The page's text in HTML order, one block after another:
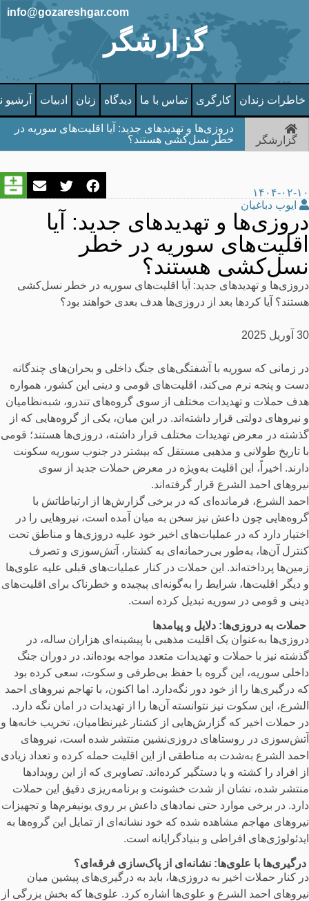
گزارشگر
info@gozareshgar.com
خاطرات زندان کارگری تماس با ما دیدگاه زنان ادبیات آرشیو
گزارشگر
دروزی‌ها و تهدیدهای جدید: آیا اقلیت‌های سوریه در
خطر نسل‌کشی هستند؟
۱۴۰۴-۰۲-۱۰
ایوب دباغیان
دروزی‌ها و تهدیدهای جدید: آیا
اقلیت‌های سوریه در خطر
نسل‌کشی هستند؟
دروزی‌ها و تهدیدهای جدید: آیا اقلیت‌های سوریه در خطر نسل‌کشی
هستند؟ آیا کردها بعد از دروزی‌ها هدف بعدی خواهند بود؟
30 آوریل 2025
در زمانی که سوریه با آشفتگی‌های جنگ داخلی و بحران‌های چندگانه
دست و پنجه نرم می‌کند، اقلیت‌های قومی و دینی این کشور، همواره
هدف حملات و تهدیدات مختلف از سوی گروه‌های تندرو، شبه‌نظامیان
و نیروهای دولتی قرار داشته‌اند. در این میان، یکی از گروه‌هایی که از
گذشته در معرض تهدیدات مختلف قرار داشته، دروزی‌ها هستند؛ قومی
با تاریخ طولانی و مذهبی مستقل که بیشتر در جنوب سوریه سکونت
دارند. اخیراً، این اقلیت به‌ویژه در معرض حملات جدید از سوی
نیروهای احمد الشرع قرار گرفته‌اند.
احمد الشرع، فرمانده‌ای که در برخی گزارش‌ها از ارتباطاتش با
گروه‌هایی چون داعش نیز سخن به میان آمده است، نیروهایی را در
اختیار دارد که در عملیات‌های اخیر خود علیه دروزی‌ها و مناطق تحت
کنترل آن‌ها، به‌طور بی‌رحمانه‌ای به کشتار، آتش‌سوزی و تصرف
زمین‌ها پرداخته‌اند. این حملات در کنار عملیات‌های قبلی علیه علوی‌ها
و دیگر اقلیت‌ها، شرایط را به‌گونه‌ای پیچیده و خطرناک برای اقلیت‌های
دینی و قومی در سوریه تبدیل کرده است.
حملات به دروزی‌ها: دلایل و پیامدها
دروزی‌ها به‌عنوان یک اقلیت مذهبی با پیشینه‌ای هزاران ساله، در
گذشته نیز با حملات و تهدیدات متعدد مواجه بوده‌اند. در دوران جنگ
داخلی سوریه، این گروه با حفظ بی‌طرفی و سکوت، سعی کرده بود
که درگیری‌ها را از خود دور نگه‌دارد. اما اکنون، با تهاجم نیروهای احمد
الشرع، این سکوت نیز نتوانسته آن‌ها را از تهدیدات در امان نگه دارد.
در حملات اخیر که گزارش‌هایی از کشتار غیرنظامیان، تخریب خانه‌ها و
آتش‌سوزی در روستاهای دروزی‌نشین منتشر شده است، نیروهای
احمد الشرع به‌شدت به مناطقی از این اقلیت حمله کرده و تعداد زیادی
از افراد را کشته و یا دستگیر کرده‌اند. تصاویری که از این رویدادها
منتشر شده، نشان از شدت خشونت و برنامه‌ریزی دقیق این حملات
دارد. در برخی موارد حتی نمادهای داعش بر روی یونیفرم‌ها و تجهیزات
نیروهای مهاجم مشاهده شده که خود نشانه‌ای از تمایل این گروه‌ها به
ایدئولوژی‌های افراطی و بنیادگرایانه است.
درگیری‌ها با علوی‌ها: نشانه‌ای از پاک‌سازی فرقه‌ای؟
در کنار حملات اخیر به دروزی‌ها، باید به درگیری‌های پیشین میان
نیروهای احمد الشرع و علوی‌ها اشاره کرد. علوی‌ها که بخش بزرگی از